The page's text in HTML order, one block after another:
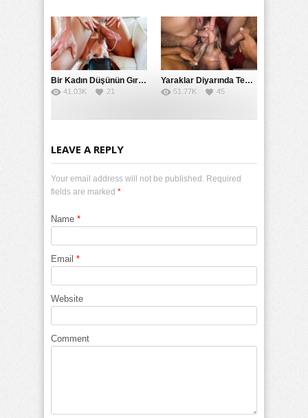
Bir Kadın Düşünün Gırtlağa Kadar Sokup Ağzıyla Boşaltan
41.03K 21
Yaraklar Diyarında Tek Başına Mücadele
51.77K 45
LEAVE A REPLY
Your email address will not be published. Required
fields are marked *
Name *
Email *
Website
Comment